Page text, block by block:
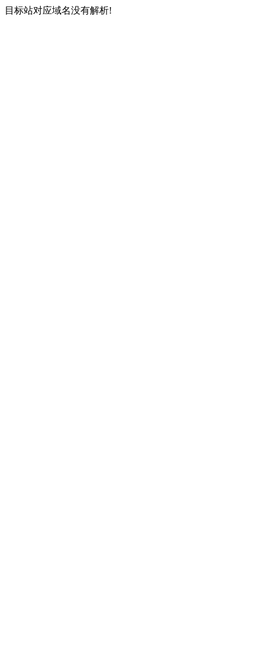
目标站对应域名没有解析!